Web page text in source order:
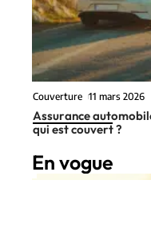
Couverture 11 mars 2026
Assurance
qui est couvert ?
En vogue